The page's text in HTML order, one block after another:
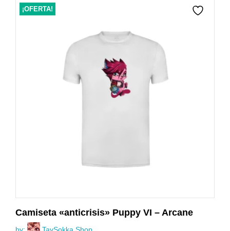
¡OFERTA!
Camiseta «anticrisis» Puppy VI – Arcane
by: TaySokka Shop